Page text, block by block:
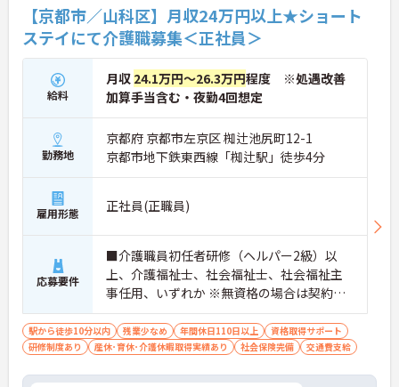
【京都市／山科区】月収24万円以上★ショート
ステイにて介護職募集＜正社員＞
給料
月収 24.1万円～26.3万円程度 ※処遇改善
加算手当含む・夜勤4回想定
勤務地
京都府 京都市左京区 椥辻池尻町12-1
京都市地下鉄東西線「椥辻駅」徒歩4分
雇用形態 正社員(正職員)
応募要件
■介護職員初任者研修（ヘルパー2級）以
上、介護福祉士、社会福祉士、社会福祉主
事任用、いずれか ※無資格の場合は契約社
員入社スタート ■普通自動車運転免許（AT
限定可）
駅から徒歩10分以内 残業少なめ 年間休日110日以上
資格取得サポート
研修制度あり
産休･育休･介護休暇取得実績あり 社会保険完備 交通費支給